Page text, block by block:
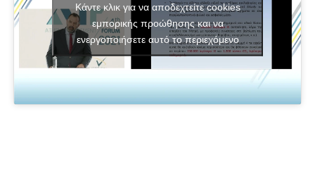
Κάντε κλικ για να αποδεχτείτε cookies
εμπορικής προώθησης και να
ενεργοποιήσετε αυτό το περιεχόμενο